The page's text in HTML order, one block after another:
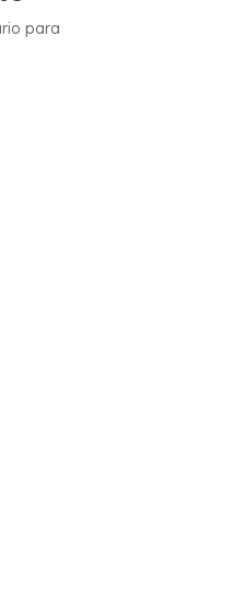
para